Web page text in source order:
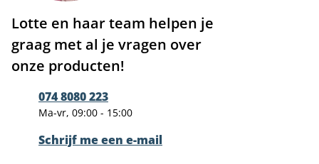
Lotte en haar team helpen je
graag met al je vragen over
onze producten!
074 8080 223
Ma-vr, 09:00 - 15:00
Schrijf me een e-mail